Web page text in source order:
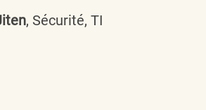
, Sécurité, TI